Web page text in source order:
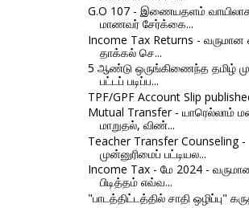
G.O 107 - இணையதளம்
மாணவர் சேர்க்கை...
Income Tax Returns - வருமான
தாக்கல் செ...
5 ஆண்டு ஒருங்கிணைந்த தமிழ்
பட்டப் படிப்ப...
TPF/GPF Account Slip
Mutual Transfer - யாரெல்லாம்
மாறுதல், விண்...
Teacher Transfer Counseling -
முன்னுரிமைப் பட்டியல...
Income Tax - மே 2024 -
பிடித்தம் எவ்வ...
"பாடத்திட்டத்தில் சாதி ஒழிப்பு"